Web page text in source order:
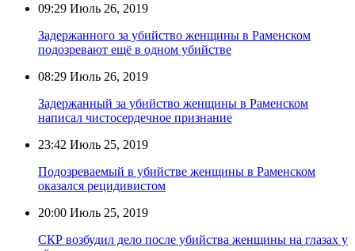
09:29 Июль 26, 2019
Задержанного за убийство женщины в Раменском
подозревают ещё в одном убийстве
08:29 Июль 26, 2019
Задержанный за убийство женщины в Раменском
написал чистосердечное признание
23:42 Июль 25, 2019
Подозреваемый в убийстве женщины в Раменском
оказался рецидивистом
20:00 Июль 25, 2019
СКР возбудил дело после убийства женщины на глазах у